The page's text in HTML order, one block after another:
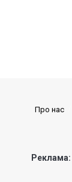
Про нас
Реклама: